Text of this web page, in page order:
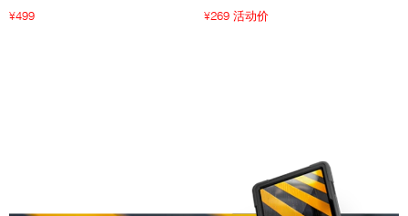
¥499 ¥269 活动价